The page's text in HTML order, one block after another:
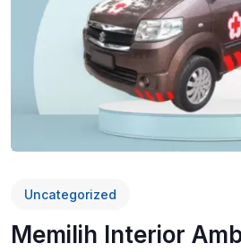
Uncategorized
Memilih Interior